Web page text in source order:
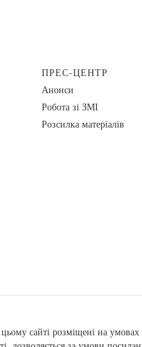
ПРЕС-ЦЕНТР
Анонси
Робота зі ЗМІ
Розсилка матеріалів
сайті розміщені на умовах